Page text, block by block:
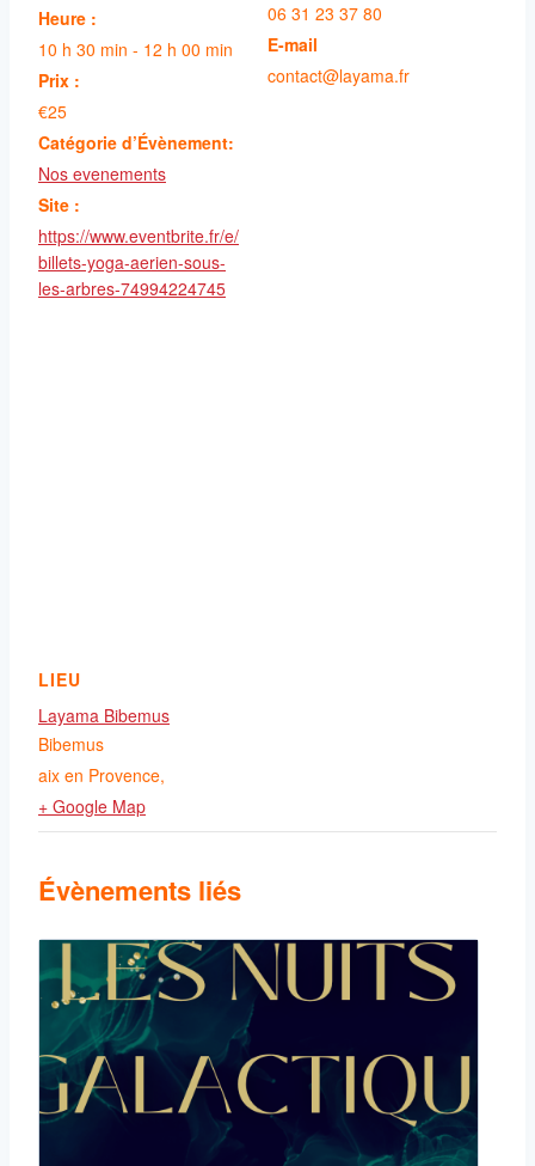
Heure :
10 h 30 min - 12 h 00 min
Prix :
€25
Catégorie d’Évènement:
Nos evenements
Site :
https://www.eventbrite.fr/e/
billets-yoga-aerien-sous-
les-arbres-74994224745
06 31 23 37 80
E-mail
contact@layama.fr
LIEU
Layama Bibemus
Bibemus
aix en Provence,
+ Google Map
Évènements liés